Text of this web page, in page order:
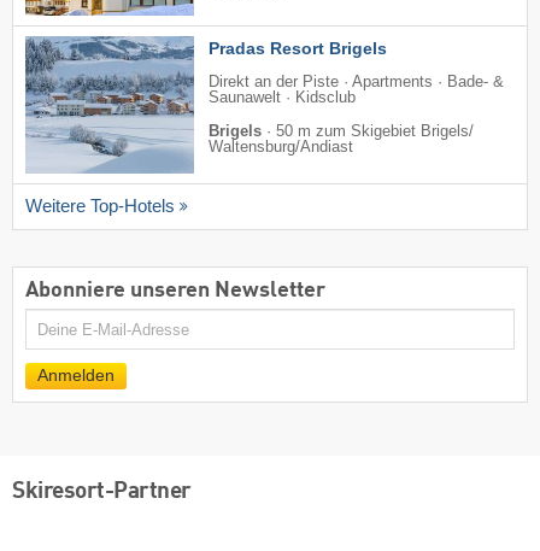
Pradas Resort Brigels
Direkt an der Piste · Apartments · Bade- &
Saunawelt · Kidsclub
Brigels · 50 m zum Skigebiet Brigels/​
Waltensburg/​Andiast
Weitere Top-Hotels
Abonniere unseren Newsletter
E-
Anmelden
Skiresort-Partner